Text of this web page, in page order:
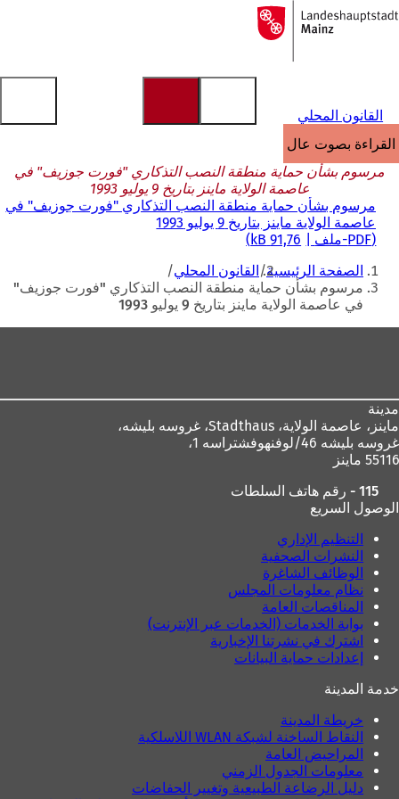
الانتقال إلى المحتوى
إلى
الصفحة
القانون المحلي
القراءة بصوت عالٍ
مرسوم بشأن حماية منطقة النصب التذكاري "فورت جوزيف" في
عاصمة الولاية ماينز بتاريخ 9 يوليو 1993
مرسوم بشأن حماية منطقة النصب التذكاري "فورت جوزيف" في
عاصمة الولاية ماينز بتاريخ 9 يوليو 1993
PDF-ملف 91,76 kB
أنت
هنا
الصفحة الرئيسية القانون المحلي
مرسوم بشأن حماية منطقة النصب التذكاري "فورت جوزيف"
في عاصمة الولاية ماينز بتاريخ 9 يوليو 1993
مدينة
ماينز، عاصمة الولاية،
غروسه بليشه 46/لوفنهوفشتراسه 1،
55116 ماينز
115 - رقم هاتف السلطات
الوصول السريع
التنظيم الإداري
النشرات الصحفية
الوظائف الشاغرة
نظام معلومات المجلس
المناقصات العامة
بوابة الخدمات (الخدمات عبر الإنترنت)
اشترك في نشرتنا الإخبارية
إعدادات حماية البيانات
خدمة المدينة
خريطة المدينة
النقاط الساخنة لشبكة WLAN اللاسلكية
المراحيض العامة
معلومات الجدول الزمني
دليل الرضاعة الطبيعية وتغيير الحفاضات